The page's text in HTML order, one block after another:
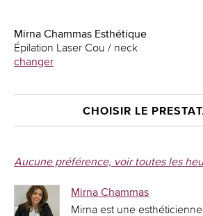
Mirna Chammas Esthétique
Épilation Laser Cou / neck
changer
CHOISIR LE
Aucune préférence, voir toutes les
Mirna Chammas
Mirna est une